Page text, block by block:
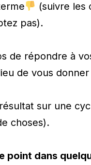
(suivre les
pas).
de répondre à
de vous
sur une
choses).
point dans